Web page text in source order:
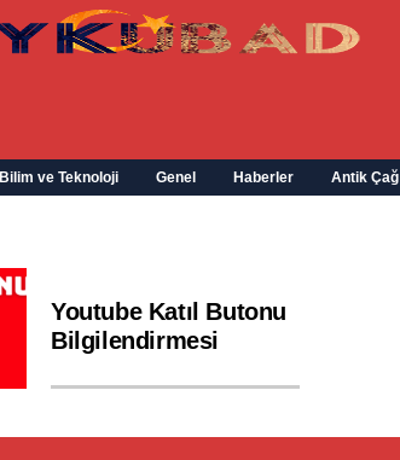
Bilim ve Teknoloji Genel Haberler Antik Çağ
Youtube Katıl Butonu
Bilgilendirmesi